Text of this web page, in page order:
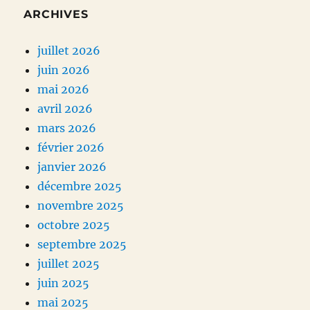
ARCHIVES
juillet 2026
juin 2026
mai 2026
avril 2026
mars 2026
février 2026
janvier 2026
décembre 2025
novembre 2025
octobre 2025
septembre 2025
juillet 2025
juin 2025
mai 2025